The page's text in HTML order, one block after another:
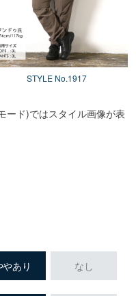
STYLE No.1917
ード)ではスタイル画像が表
やあり なし